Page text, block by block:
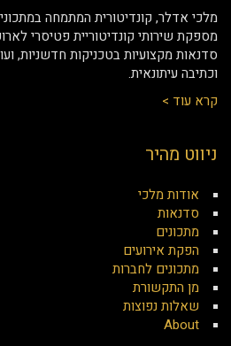
מלכי אדלר, קונדיטורית המתמחה
מספקת שירותי קונדיטוריית פטיסרי
סדנאות מקצועיות בטכניקות חדשניות,
וכתיבה עיתונאית.
קרא עוד >
ניווט מהיר
אודות מלכי
סדנאות
מתכונים
הפקת אירועים
מתכונים לחברות
מן התקשורת
שאלות נפוצות
About